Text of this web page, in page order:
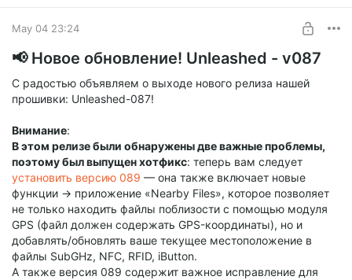
Classic 1K по SAK/ATQA, из-за чего половина карты молча
терялась. Теперь метка определяется по ATS (ISO14443-4).
- Определение типов MIFARE приведено в соответствие с
NXP AN10833 - корректные размер и уровень
безопасности для Classic / Ultralight / NTAG / Plus. Это
списка известных проблем!) и зависание при чтении
Ultralight AES.
May 04 23:24
📢 Новое обновление! Unleashed - v087
С радостью объявляем о выходе нового релиза нашей
прошивки: Unleashed-087!
Внимание:
В этом релизе были обнаружены две важные проблемы,
поэтому был выпущен хотфикс: теперь вам следует
установить версию 089 — она также включает новые
функции -> приложение «Nearby Files», которое позволяет
не только находить файлы поблизости с помощью модуля
GPS (файл должен содержать GPS-координаты), но и
добавлять/обновлять ваше текущее местоположение в
файлы SubGHz, NFC, RFID, iButton.
А также версия 089 содержит важное исправление для